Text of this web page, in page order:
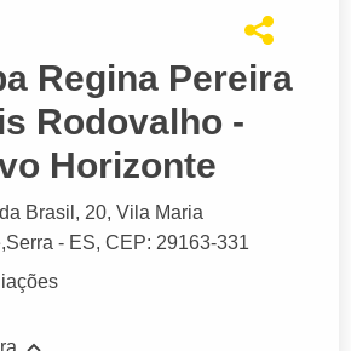
Regina Pereira
Rodovalho -
Horizonte
Brasil , 20, Vila Maria
Serra - ES, CEP: 29163-331